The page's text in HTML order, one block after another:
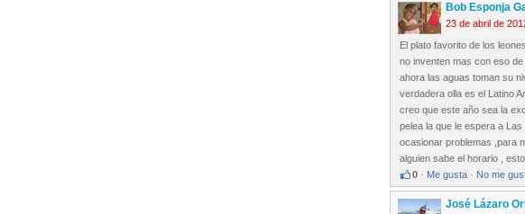
Bob Esponja
23 de abril de
El plato favorito de los
no inventen mas con eso
ahora las aguas toman su
verdadera olla es el Latino
creo que este año sea la
pelea la que le espera a
ocasionar problemas ,para
alguien sabe el horario ,
0 · Me gusta · No me
José Lázaro